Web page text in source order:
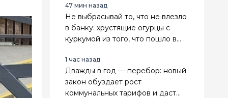
47 мин назад
Не выбрасывай то, что не влезло
в банку: хрустящие огурцы с
куркумой из того, что пошло в
1 час назад
Дважды в год — перебор: новый
закон обуздает рост
коммунальных тарифов и даст